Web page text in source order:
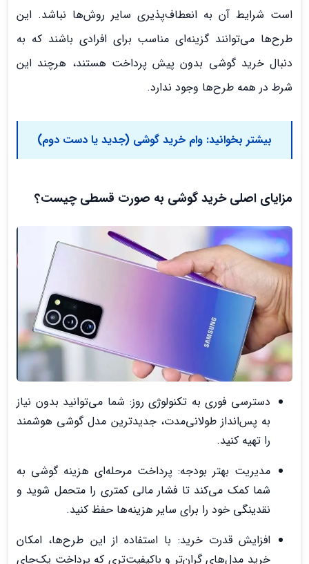
است شرایط آن به انعطاف‌پذیری سایر روش‌ها نباشد. این
طرح‌ها می‌توانند گزینه‌ای مناسب برای افرادی باشند که به
دنبال خرید گوشی بدون پیش پرداخت هستند، هرچند این
شرط در همه طرح‌ها وجود ندارد.
بیشتر بخوانید: وام خرید گوشی (جدید یا دست دوم)
مزایای اصلی خرید گوشی به صورت قسطی چیست؟
دسترسی فوری به تکنولوژی روز: شما می‌توانید بدون نیاز
به پس‌انداز طولانی‌مدت، جدیدترین مدل گوشی هوشمند
را تهیه کنید.
مدیریت بهتر بودجه: پرداخت مرحله‌ای هزینه گوشی به
شما کمک می‌کند تا فشار مالی کمتری را متحمل شوید و
نقدینگی خود را برای سایر هزینه‌ها حفظ کنید.
افزایش قدرت خرید: با استفاده از این طرح‌ها، امکان
خرید مدل‌های گران‌تر و باکیفیت‌تری که پرداخت یک‌جای